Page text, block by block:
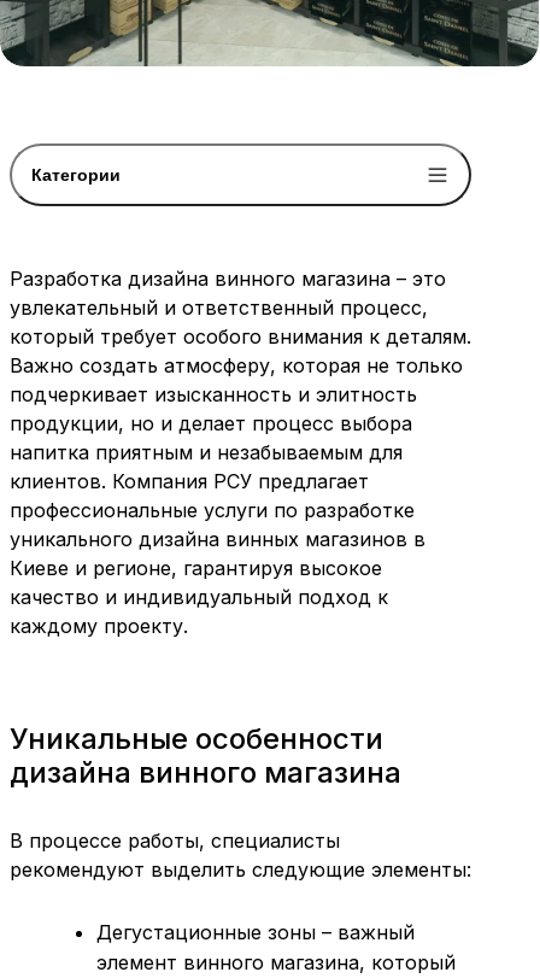
Категории
Разработка дизайна винного магазина – это
увлекательный и ответственный процесс,
который требует особого внимания к деталям.
Важно создать атмосферу, которая не только
подчеркивает изысканность и элитность
продукции, но и делает процесс выбора
напитка приятным и незабываемым для
клиентов. Компания РСУ предлагает
профессиональные услуги по разработке
уникального дизайна винных магазинов в
Киеве и регионе, гарантируя высокое
качество и индивидуальный подход к
каждому проекту.
Уникальные особенности
дизайна винного магазина
В процессе работы, специалисты
рекомендуют выделить следующие элементы:
Дегустационные зоны – важный
элемент винного магазина, который